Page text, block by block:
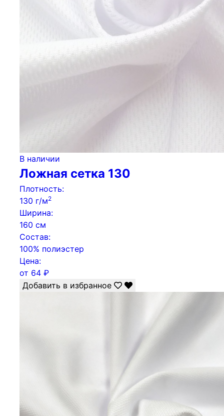
В наличии
Ложная сетка 130
Плотность:
130 г/м2
Ширина:
160 см
Состав:
100% полиэстер
Цена:
от 64 ₽
Добавить в избранное